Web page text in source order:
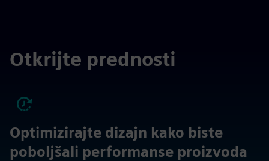
Otkrijte prednosti
Optimizirajte dizajn kako biste
poboljšali performanse proizvoda